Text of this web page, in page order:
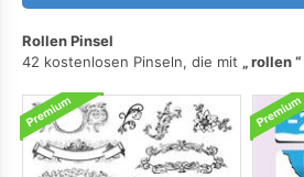
Rollen Pinsel
42 kostenlosen Pinseln, die mit
rollen